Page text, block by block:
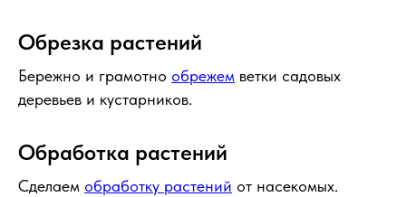
Обрезка растений
Бережно и грамотно обрежем ветки садовых
деревьев и кустарников.
Обработка растений
Сделаем обработку растений от насекомых.